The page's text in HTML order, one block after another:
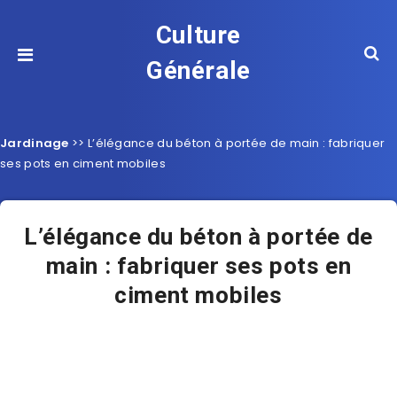
Culture
Générale
Jardinage >> L’élégance du béton à portée de main : fabriquer
ses pots en ciment mobiles
L’élégance du béton à portée de
main : fabriquer ses pots en
ciment mobiles